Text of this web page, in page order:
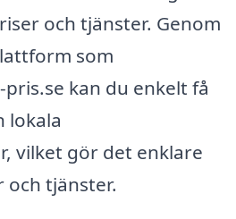
och tjänster. Genom
som
kan du enkelt få
lokala
vilket gör det enklare
tjänster.